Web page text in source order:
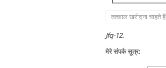
तत्काल खरीदना चाहते हैं
Jfq-12.
मेरे संपर्क सूत्र: